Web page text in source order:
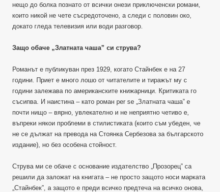
нещо до болка познато от всички онези приключенски романи,
които никой не чете съсредоточено, а следи с половин око,
докато гледа телевизия или води разговор.
Защо обаче „Златната чаша” си струва?
Романът е публикуван през 1929, когато Стайнбек е на 27
години. Приет е много лошо от читателите и тиражът му с
години залежава по американските книжарници. Критиката го
съсипва. И наистина – като роман per se „Златната чаша” е
почти нищо – вярно, увлекателно и не неприятно четиво е,
въпреки някои проблеми в стилистиката (които съм убеден, че
не се дължат на превода на Стоянка Сербезова за българското
издание), но без особена стойност.
Струва ми се обаче с основание издателство „Прозорец” са
решили да заложат на книгата – не просто защото носи марката
„Стайнбек”, а защото е преди всичко предтеча на всичко онова,